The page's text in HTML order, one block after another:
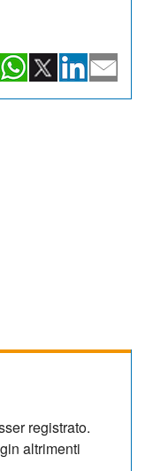
registrato.
altrimenti